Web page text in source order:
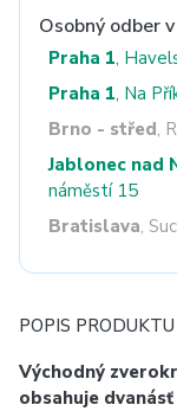
Osobný odber
Praha 1,
Praha 1, Na
Brno - střed,
Jablonec nad
náměstí 15
Bratislava,
POPIS PRODUKTU
Východný
obsahuje